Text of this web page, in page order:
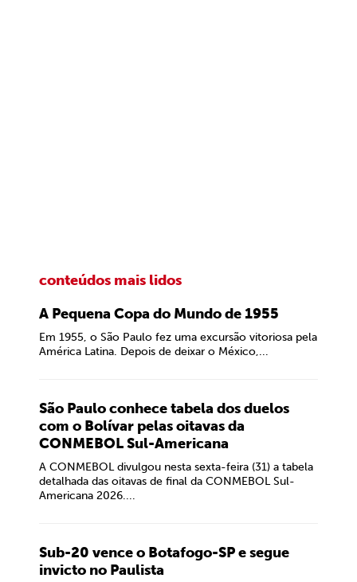
conteúdos mais lidos
A Pequena Copa do Mundo de 1955
Em 1955, o São Paulo fez uma excursão vitoriosa pela
América Latina. Depois de deixar o México,...
São Paulo conhece tabela dos duelos
com o Bolívar pelas oitavas da
CONMEBOL Sul-Americana
A CONMEBOL divulgou nesta sexta-feira (31) a tabela
detalhada das oitavas de final da CONMEBOL Sul-
Americana 2026....
Sub-20 vence o Botafogo-SP e segue
invicto no Paulista